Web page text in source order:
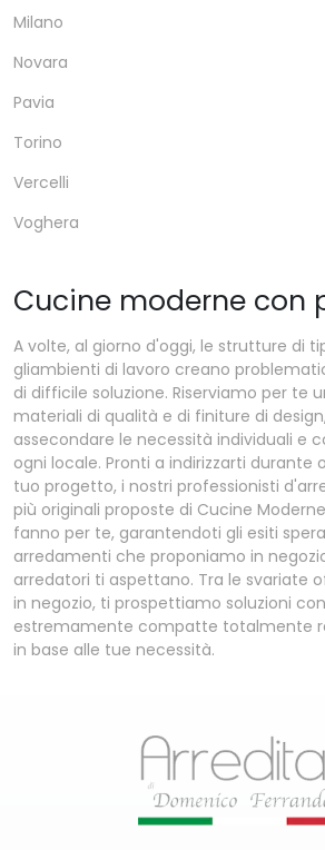
Milano
Novara
Pavia
Torino
Vercelli
Voghera
Cucine moderne con
A volte, al giorno d'oggi, le strutture di
gliambienti di lavoro creano
di difficile soluzione. Riserviamo per te
materiali di qualità e di finiture di
assecondare le necessità individuali e
ogni locale. Pronti a indirizzarti durante
tuo progetto, i nostri professionisti
più originali proposte di Cucine Moderne
fanno per te, garantendoti gli esiti
arredamenti che proponiamo in
arredatori ti aspettano. Tra le svariate
in negozio, ti prospettiamo soluzioni con
estremamente compatte totalmente
in base alle tue necessità.